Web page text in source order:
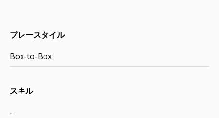
プレースタイル
Box-to-Box
スキル
-